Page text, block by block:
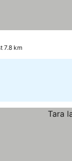
7.8 km